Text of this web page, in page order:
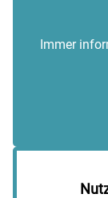
Immer